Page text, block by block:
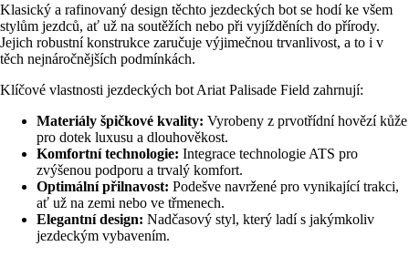
Klasický a rafinovaný design těchto jezdeckých bot se hodí ke všem
stylům jezdců, ať už na soutěžích nebo při vyjížděních do přírody.
Jejich robustní konstrukce zaručuje výjimečnou trvanlivost, a to i v
těch nejnáročnějších podmínkách.
Klíčové vlastnosti jezdeckých bot Ariat Palisade Field zahrnují:
Materiály špičkové kvality: Vyrobeny z prvotřídní hovězí kůže
pro dotek luxusu a dlouhověkost.
Komfortní technologie: Integrace technologie ATS pro
zvýšenou podporu a trvalý komfort.
Optimální přilnavost: Podešve navržené pro vynikající trakci,
ať už na zemi nebo ve třmenech.
Elegantní design: Nadčasový styl, který ladí s jakýmkoliv
jezdeckým vybavením.